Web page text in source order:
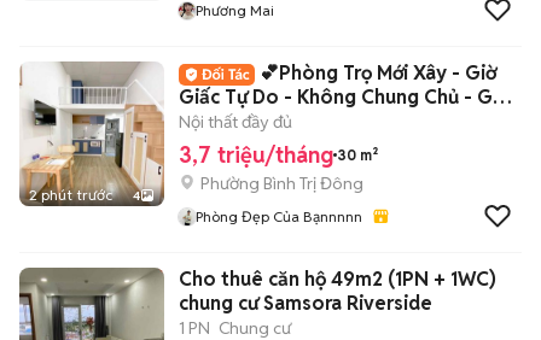
Phương Mai
2 phút trước 4
💕Phòng Trọ Mới Xây - Giờ
Giấc Tự Do - Không Chung Chủ - Gác
Cao 💕
Nội thất đầy đủ
3,7 triệu/tháng 30 m²
Phường Bình Trị Đông
Phòng Đẹp Của Bạnnnnn
Cho thuê căn hộ 49m2 (1PN + 1WC)
chung cư Samsora Riverside
1 PN Chung cư